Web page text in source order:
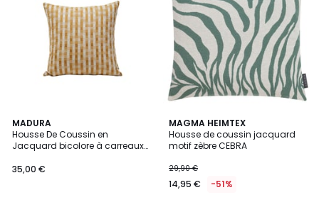
MADURA
Housse De Coussin en
Jacquard bicolore à carreaux
35,00 €
3
Couleurs
MAGMA HEIMTEX
Housse de coussin jacquard
motif zèbre CEBRA
29,90 €
14,95 € -51%
5
/
5